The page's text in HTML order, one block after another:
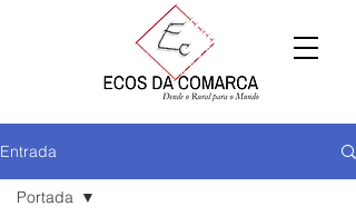
Entrada
Portada